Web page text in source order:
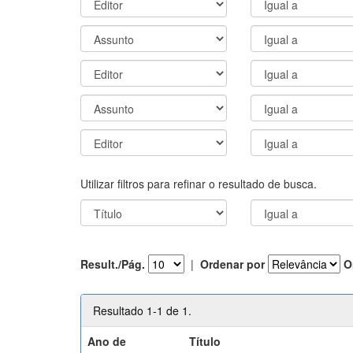
Utilizar filtros para refinar o resultado de busca.
Result./Pág. | Ordenar por
Resultado 1-1 de 1.
Ano de
Título